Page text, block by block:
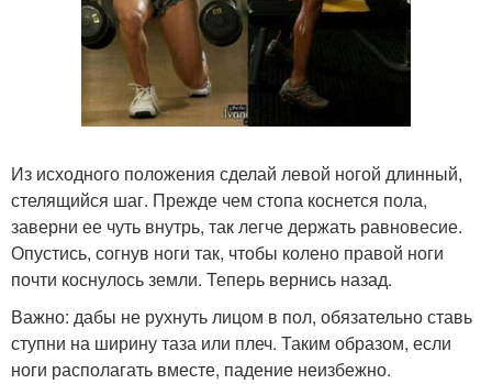
Из исходного положения сделай левой ногой длинный,
стелящийся шаг. Прежде чем стопа коснется пола,
заверни ее чуть внутрь, так легче держать равновесие.
Опустись, согнув ноги так, чтобы колено правой ноги
почти коснулось земли. Теперь вернись назад.
Важно: дабы не рухнуть лицом в пол, обязательно ставь
ступни на ширину таза или плеч. Таким образом, если
ноги располагать вместе, падение неизбежно.